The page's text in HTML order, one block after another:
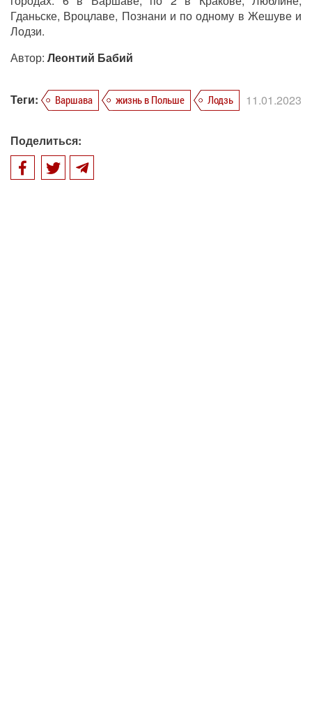
Гданьске, Вроцлаве, Познани и по одному в Жешуве и
Лодзи.
Автор: Леонтий Бабий
Теги: Варшава жизнь в Польше Лодзь 11.01.2023
Поделиться: